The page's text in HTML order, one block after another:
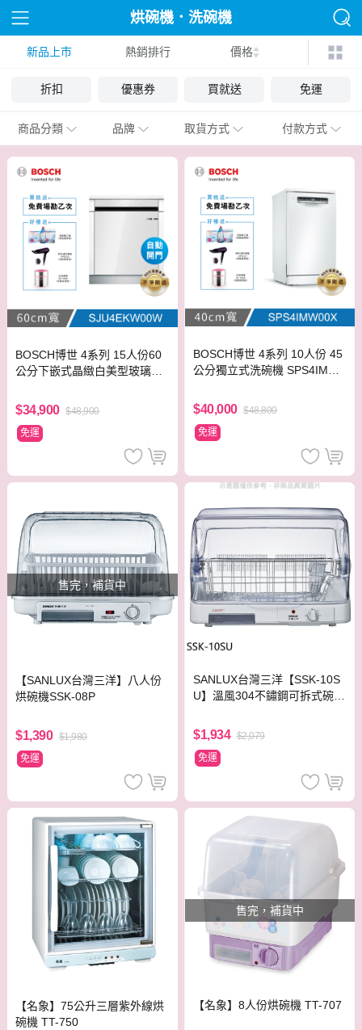
烘碗機．洗碗機
新品上市 熱銷排行 價格
折扣 優惠券 買就送 免運
商品分類 品牌 取貨方式 付款方式
BOSCH博世 4系列 15人份60
公分下嵌式晶緻白美型玻璃洗
$34,900 $48,900
免運
BOSCH博世 4系列 10人份 45
公分獨立式洗碗機 SPS4IMW0
$40,000 $48,800
免運
售完，補貨中
【SANLUX台灣三洋】八人份
烘碗機SSK-08P
$1,390 $1,980
免運
SANLUX台灣三洋【SSK-10S
U】溫風304不鏽鋼可拆式碗盤
$1,934 $2,079
免運
【名象】75公升三層紫外線烘
碗機 TT-750
售完，補貨中
【名象】8人份烘碗機 TT-707